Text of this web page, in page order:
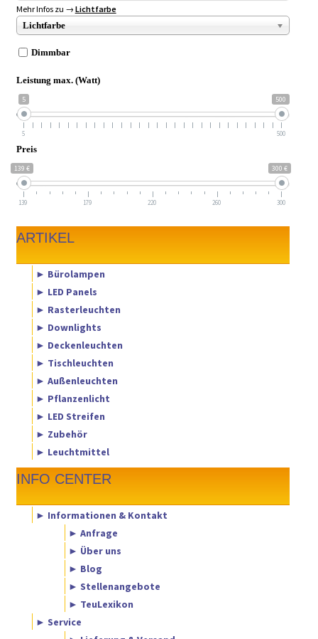
Mehr Infos zu → Lichtfarbe
Lichtfarbe
Dimmbar
Leistung max. (Watt)
5 500
5 500
Preis
139 € 300 €
139 179 220 260 300
ARTIKEL
► Bürolampen
► LED Panels
► Rasterleuchten
► Downlights
► Deckenleuchten
► Tischleuchten
► Außenleuchten
► Pflanzenlicht
► LED Streifen
► Zubehör
► Leuchtmittel
INFO CENTER
► Informationen & Kontakt
► Anfrage
► Über uns
► Blog
► Stellenangebote
► TeuLexikon
► Service